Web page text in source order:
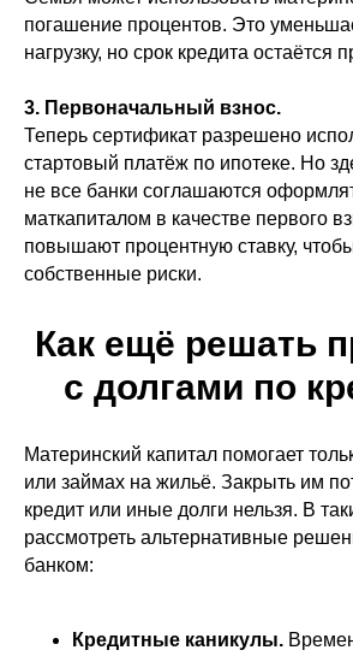
погашение процентов. Это
нагрузку, но срок кредита остаётся
3. Первоначальный взнос.
Теперь сертификат разрешено
стартовый платёж по ипотеке. Но
не все банки соглашаются
маткапиталом в качестве первого
повышают процентную ставку,
собственные риски.
Как ещё решать
с долгами по
Материнский капитал помогает
или займах на жильё. Закрыть им
кредит или иные долги нельзя. В
рассмотреть альтернативные
банком:
Кредитные каникулы.